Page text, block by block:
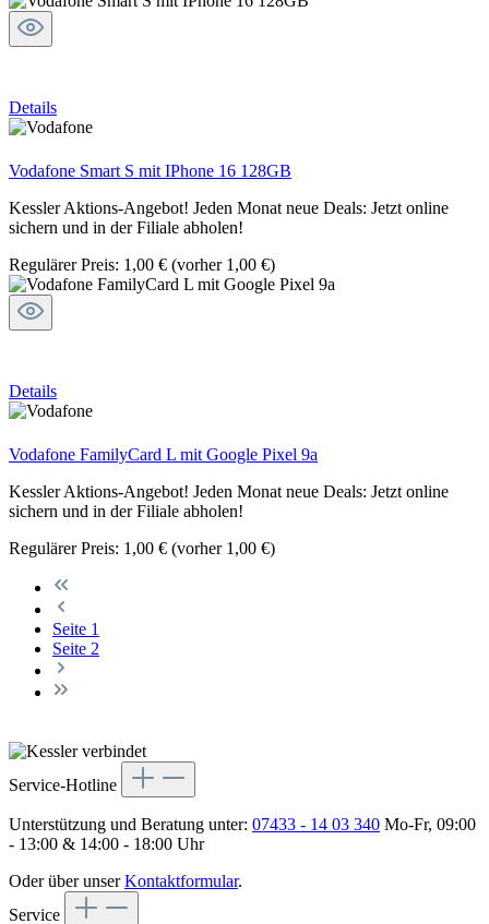
Details
Vodafone Smart S mit IPhone 16 128GB
Kessler Aktions-Angebot! Jeden Monat neue Deals: Jetzt online
sichern und in der Filiale abholen!
Regulärer Preis: 1,00 € (vorher 1,00 €)
Details
Vodafone FamilyCard L mit Google Pixel 9a
Kessler Aktions-Angebot! Jeden Monat neue Deals: Jetzt online
sichern und in der Filiale abholen!
Regulärer Preis: 1,00 € (vorher 1,00 €)
Seite 1
Seite 2
Service-Hotline
Unterstützung und Beratung unter: 07433 - 14 03 340 Mo-Fr, 09:00
- 13:00 & 14:00 - 18:00 Uhr
Oder über unserKontaktformular.
Service